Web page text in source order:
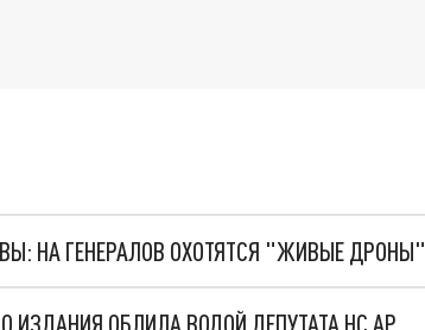
НА ГЕНЕРАЛОВ ОХОТЯТСЯ "ЖИВЫЕ ДРОНЫ"